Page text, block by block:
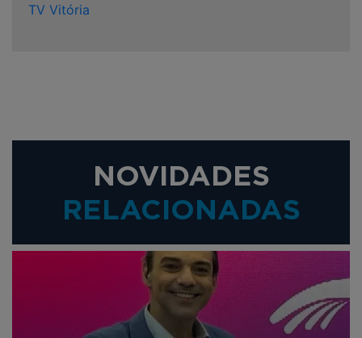
TV Vitória
NOVIDADES
RELACIONADAS